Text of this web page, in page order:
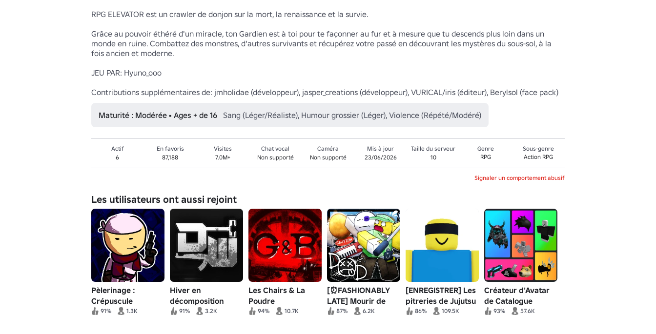
RPG ELEVATOR est un crawler de donjon sur la mort, la renaissance et la survie.
Grâce au pouvoir éthéré d'un miracle, ton Gardien est à toi pour te façonner au fur et à mesure que tu descends plus loin dans un
monde en ruine. Combattez des monstres, d'autres survivants et récupérez votre passé en découvrant les mystères du sous-sol, à la
fois ancien et moderne.
JEU PAR: Hyuno_ooo
Contributions supplémentaires de: jmholidae (développeur), jasper_creations (développeur), VURICAL/iris (éditeur), Berylsol (face pack)
Maturité : Modérée • Ages + de 16 Sang (Léger/Réaliste), Humour grossier (Léger), Violence (Répété/Modéré)
Actif
6
En favoris
87,188
Visites
7.0M+
Chat vocal
Non supporté
Caméra
Non supporté
Mis à jour
23/06/2026
Taille du serveur
10
Genre
RPG
Sous-genre
Action RPG
Signaler un comportement abusif
Les utilisateurs ont aussi rejoint
Pèlerinage :
Crépuscule
précoce / Ex
91% 1.3K
Hiver en
décomposition
91% 3.2K
Les Chairs & La
Poudre
94% 10.7K
[⏰FASHIONABLY
LATE] Mourir de
mort
87% 6.2K
[ENREGISTRER] Les
pitreries de Jujutsu
86% 109.5K
Créateur d'Avatar
de Catalogue
93% 57.6K